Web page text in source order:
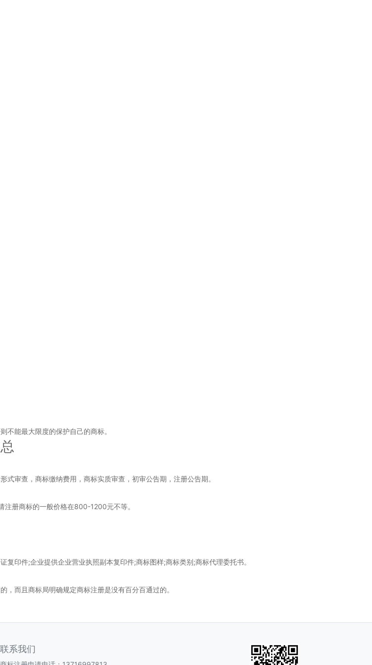
能最大限度的保护自己的商标。
审查，商标缴纳费用，商标实质审查，初审公告期，注册公告期。
册商标的一般价格在800-1200元不等。
印件;企业提供企业营业执照副本复印件;商标图样;商标类别;商标代理委托书。
而且商标局明确规定商标注册是没有百分百通过的。
联系我们